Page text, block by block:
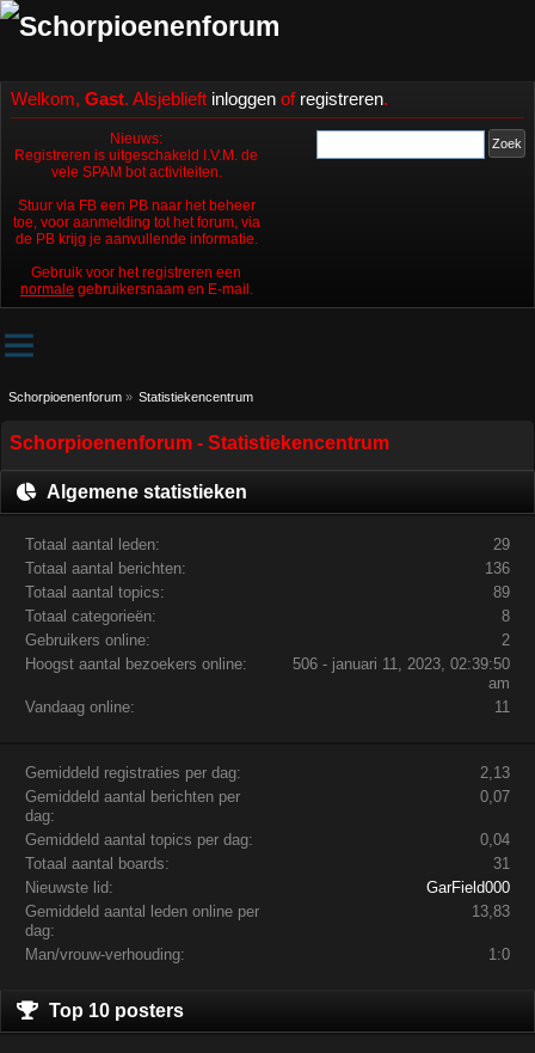
Welkom, Gast. Alsjeblieft inloggen of registreren.
Nieuws:
Registreren is uitgeschakeld I.V.M. de
vele SPAM bot activiteiten.
Stuur via FB een PB naar het beheer
toe, voor aanmelding tot het forum, via
de PB krijg je aanvullende informatie.
Gebruik voor het registreren een
normale gebruikersnaam en E-mail.
Schorpioenenforum» Statistiekencentrum
Schorpioenenforum - Statistiekencentrum
Algemene statistieken
Totaal aantal leden:
29
Totaal aantal berichten:
136
Totaal aantal topics:
89
Totaal categorieën:
8
Gebruikers online:
2
Hoogst aantal bezoekers online:
506 - januari 11, 2023, 02:39:50
am
Vandaag online:
11
Gemiddeld registraties per dag:
2,13
Gemiddeld aantal berichten per
dag:
0,07
Gemiddeld aantal topics per dag:
0,04
Totaal aantal boards:
31
Nieuwste lid:
GarField000
Gemiddeld aantal leden online per
dag:
13,83
Man/vrouw-verhouding: 1:0
Top 10 posters